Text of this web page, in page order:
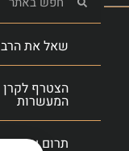
שאל את הרב
הצטרף לקרן
המעשרות
תרום עכשיו